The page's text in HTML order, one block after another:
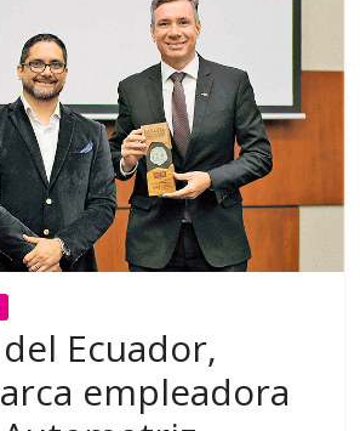
Ecuador,
empleadora